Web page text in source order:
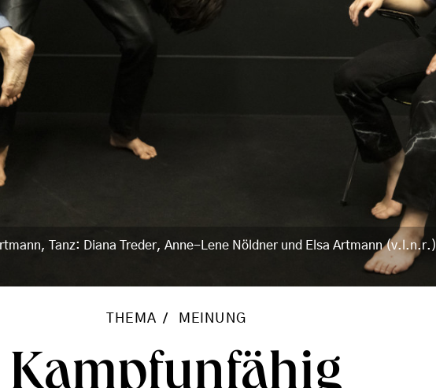
Tanz: Diana Treder, Anne-Lene Nöldner und Elsa Artmann (v.l.n.r.)
THEMA MEINUNG